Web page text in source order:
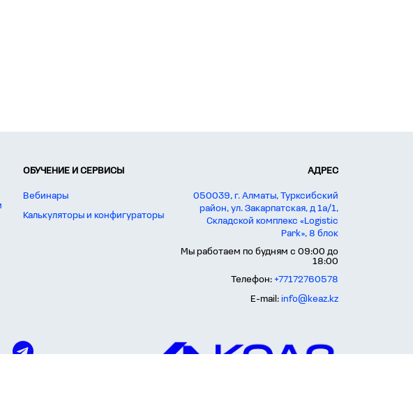
ОБУЧЕНИЕ И СЕРВИСЫ
Вебинары
Калькуляторы и конфигураторы
АДРЕС
050039, г. Алматы, Турксибский
район, ул. Закарпатская, д 1а/1,
Складской комплекс «Logistic
Park», 8 блок
Мы работаем по будням с 09:00 до
18:00
Телефон: +77172760578
E-mail: info@keaz.kz